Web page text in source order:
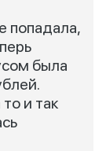
попадала,
была
и так